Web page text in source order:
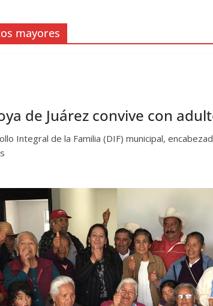
mayores
de Juárez convive con
Integral de la Familia (DIF) municipal,